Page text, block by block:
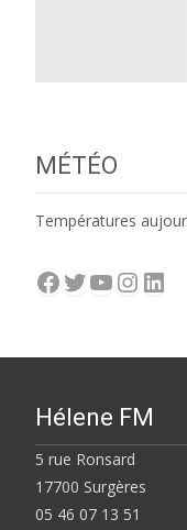
MÉTÉO
Températures
Facebook
Twitter
YouTube
Hélene FM
5 rue Ronsard
17700 Surgères
05 46 07 13 51